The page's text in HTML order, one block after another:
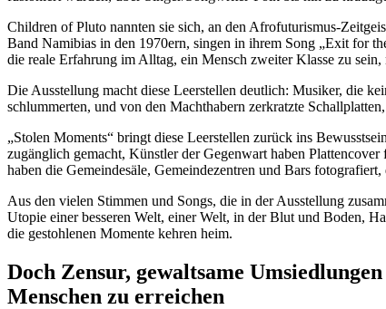
Children of Pluto nannten sie sich, an den Afrofuturismus-
Band Namibias in den 1970ern, singen in ihrem Song „Exit for
die reale Erfahrung im Alltag, ein Mensch zweiter Klasse zu
Die Ausstellung macht diese Leerstellen deutlich: Musiker, die
schlummerten, und von den Machthabern zerkratzte
„Stolen Moments“ bringt diese Leerstellen zurück ins
zugänglich gemacht, Künstler der Gegenwart haben
haben die Gemeindesäle, Gemeindezentren und Bars
Aus den vielen Stimmen und Songs, die in der Ausstellung
Utopie einer besseren Welt, einer Welt, in der Blut und Boden,
die gestohlenen Momente kehren heim.
Doch Zensur, gewaltsame
Menschen zu erreichen